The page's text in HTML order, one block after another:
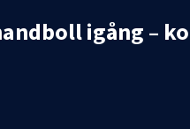
igång –